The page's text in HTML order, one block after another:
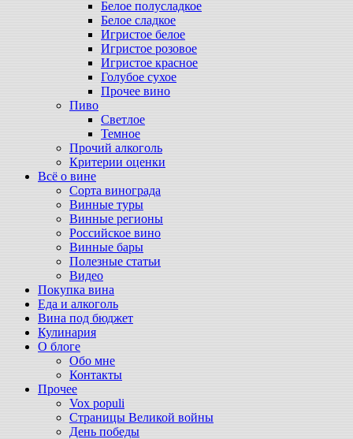
Белое полусладкое
Белое сладкое
Игристое белое
Игристое розовое
Игристое красное
Голубое сухое
Прочее вино
Пиво
Светлое
Темное
Прочий алкоголь
Критерии оценки
Всё о вине
Сорта винограда
Винные туры
Винные регионы
Российское вино
Винные бары
Полезные статьи
Видео
Покупка вина
Еда и алкоголь
Вина под бюджет
Кулинария
О блоге
Обо мне
Контакты
Прочее
Vox populi
Страницы Великой войны
День победы